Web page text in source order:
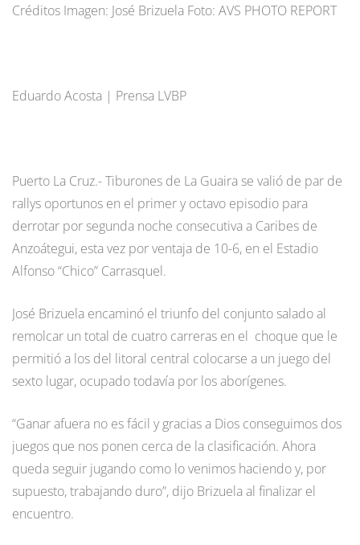
Créditos Imagen: José Brizuela Foto: AVS PHOTO REPORT
Eduardo Acosta | Prensa LVBP
Puerto La Cruz.- Tiburones de La Guaira se valió de par de
rallys oportunos en el primer y octavo episodio para
derrotar por segunda noche consecutiva a Caribes de
Anzoátegui, esta vez por ventaja de 10-6, en el Estadio
Alfonso “Chico” Carrasquel.
José Brizuela encaminó el triunfo del conjunto salado al
remolcar un total de cuatro carreras en el choque que le
permitió a los del litoral central colocarse a un juego del
sexto lugar, ocupado todavía por los aborígenes.
“Ganar afuera no es fácil y gracias a Dios conseguimos dos
juegos que nos ponen cerca de la clasificación. Ahora
queda seguir jugando como lo venimos haciendo y, por
supuesto, trabajando duro”, dijo Brizuela al finalizar el
encuentro.